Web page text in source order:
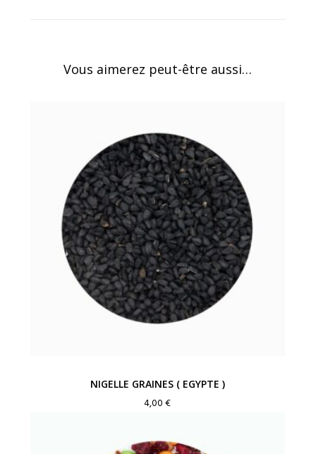
Vous aimerez peut-être aussi…
NIGELLE GRAINES ( EGYPTE )
4,00€